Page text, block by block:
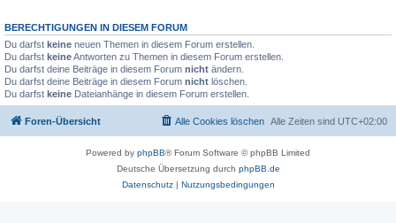
BERECHTIGUNGEN IN DIESEM FORUM
Du darfst keine neuen Themen in diesem Forum erstellen.
Du darfst keineAntworten zu Themen in diesem Forum erstellen.
Du darfst deine Beiträge in diesem Forum nicht ändern.
Du darfst deine Beiträge in diesem Forum nicht löschen.
Du darfst keine Dateianhänge in diesem Forum erstellen.
Foren-Übersicht Alle Zeiten sind UTC+02:00
Alle Cookies löschen
Powered by phpBB® Forum Software © phpBB Limited
Deutsche Übersetzung durch phpBB.de
Datenschutz| Nutzungsbedingungen